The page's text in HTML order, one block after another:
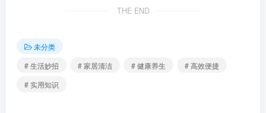
THE END
未分类
# 生活妙招
# 家居清洁 # 健康养生
# 高效便捷
# 实用知识